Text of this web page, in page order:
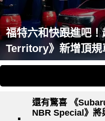
福特六和快跟進吧
Territory》新增頂規
強化Co-Pilot360系
還有驚喜 《
NBR Special》將